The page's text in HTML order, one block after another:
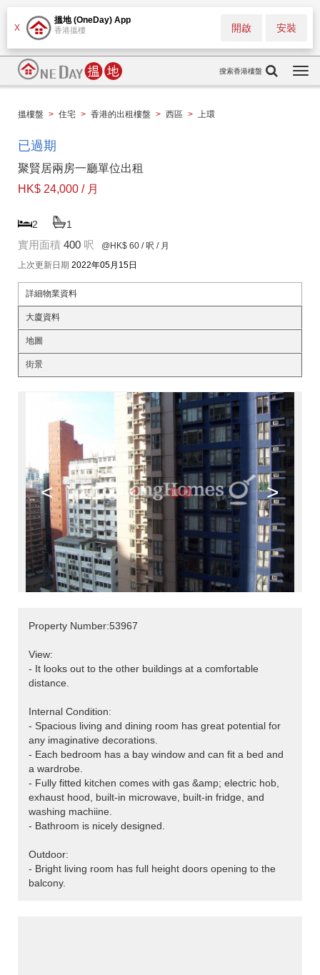
X
搵地 (OneDay) App
香港搵樓 安裝
開啟
搜索香港樓盤
搵樓盤 > 住宅 > 香港的出租樓盤 > 西區 > 上環
已過期
聚賢居兩房一廳單位出租
HK$ 24,000 / 月
2 1
實用面積 400 呎 @HK$ 60 / 呎 / 月
上次更新日期 2022年05月15日
詳細物業資料
大廈資料
地圖
街景
< >
Property Number:53967
View:
- It looks out to the other buildings at a comfortable
distance.
Internal Condition:
- Spacious living and dining room has great potential for
any imaginative decorations.
- Each bedroom has a bay window and can fit a bed and
a wardrobe.
- Fully fitted kitchen comes with gas &amp; electric hob,
exhaust hood, built-in microwave, built-in fridge, and
washing machiine.
- Bathroom is nicely designed.
Outdoor:
- Bright living room has full height doors opening to the
balcony.